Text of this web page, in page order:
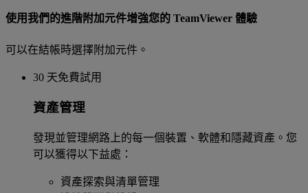
使用我們的進階附加元件增強您的 TeamViewer 體驗
可以在結帳時選擇附加元件。
30 天免費試用
資產管理
發現並管理網路上的每一個裝置、軟體和隱藏資產。您
可以獲得以下益處：
資產探索與清單管理